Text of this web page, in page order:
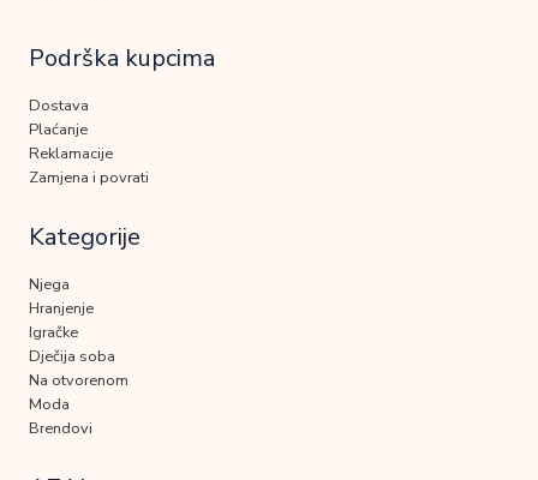
Podrška kupcima
Dostava
Plaćanje
Reklamacije
Zamjena i povrati
Kategorije
Njega
Hranjenje
Igračke
Dječija soba
Na otvorenom
Moda
Brendovi